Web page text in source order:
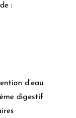
:
d’eau
digestif